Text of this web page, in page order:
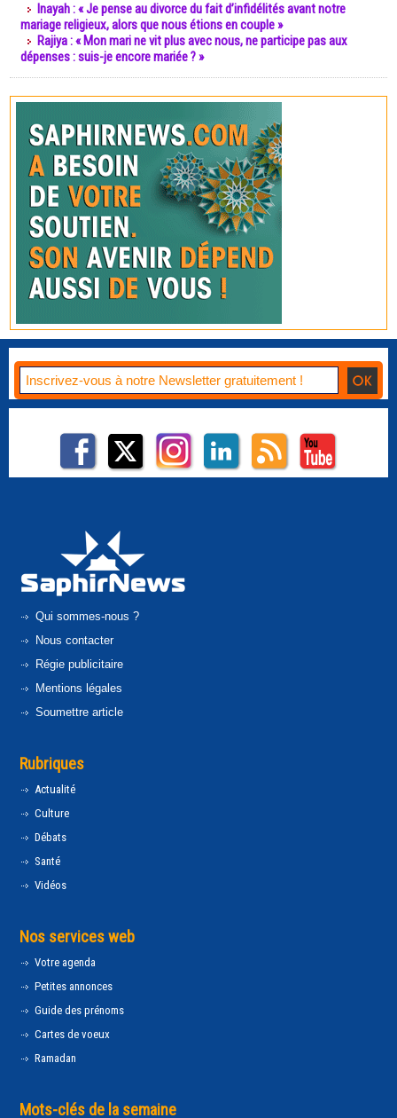
Inayah : « Je pense au divorce du fait d’infidélités avant notre
mariage religieux, alors que nous étions en couple »
Rajiya : « Mon mari ne vit plus avec nous, ne participe pas aux
dépenses : suis-je encore mariée ? »
Qui sommes-nous ?
Nous contacter
Régie publicitaire
Mentions légales
Soumettre article
Rubriques
Actualité
Culture
Débats
Santé
Vidéos
Nos services web
Votre agenda
Petites annonces
Guide des prénoms
Cartes de voeux
Ramadan
Mots-clés de la semaine